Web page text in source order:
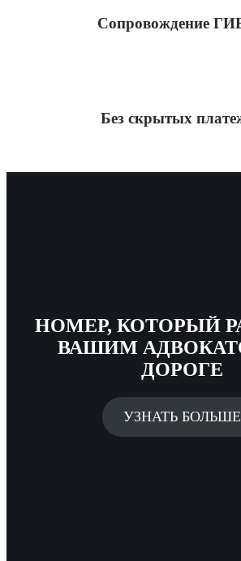
Сопровождение
Без скрытых
НОМЕР, КОТОРЫЙ
ВАШИМ
ДОРОГЕ
УЗНАТЬ БОЛЬШЕ